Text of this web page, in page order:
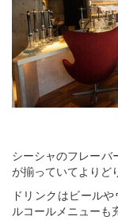
シーシャのフレーバ
が揃っていてよりど
ドリンクはビール
ルコールメニューも